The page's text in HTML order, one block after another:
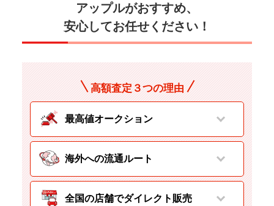
アップルがおすすめ、
安心してお任せください！
高額査定３つの理由
最高値オークション
海外への流通ルート
全国の店舗でダイレクト販売